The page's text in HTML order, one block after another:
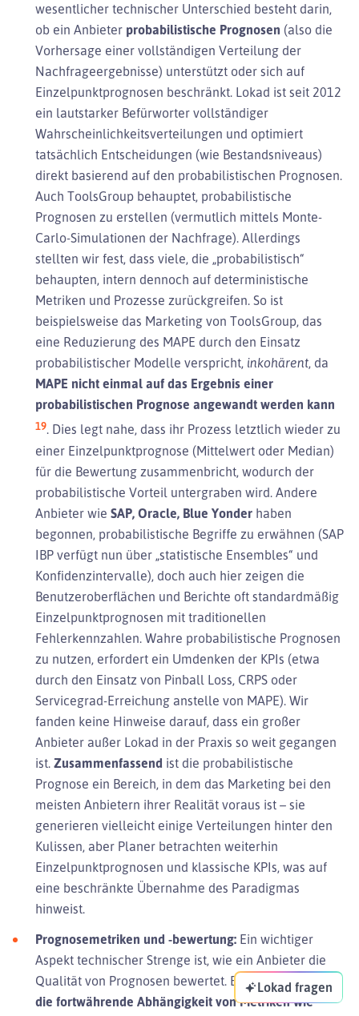
wesentlicher technischer Unterschied besteht darin,
ob ein Anbieter probabilistische Prognosen (also die
Vorhersage einer vollständigen Verteilung der
Nachfrageergebnisse) unterstützt oder sich auf
Einzelpunktprognosen beschränkt. Lokad ist seit 2012
ein lautstarker Befürworter vollständiger
Wahrscheinlichkeitsverteilungen und optimiert
tatsächlich Entscheidungen (wie Bestandsniveaus)
direkt basierend auf den probabilistischen Prognosen.
Auch ToolsGroup behauptet, probabilistische
Prognosen zu erstellen (vermutlich mittels Monte-
Carlo-Simulationen der Nachfrage). Allerdings
stellten wir fest, dass viele, die „probabilistisch“
behaupten, intern dennoch auf deterministische
Metriken und Prozesse zurückgreifen. So ist
beispielsweise das Marketing von ToolsGroup, das
eine Reduzierung des MAPE durch den Einsatz
probabilistischer Modelle verspricht, inkohärent, da
MAPE nicht einmal auf das Ergebnis einer
probabilistischen Prognose angewandt werden kann
19. Dies legt nahe, dass ihr Prozess letztlich wieder zu
einer Einzelpunktprognose (Mittelwert oder Median)
für die Bewertung zusammenbricht, wodurch der
probabilistische Vorteil untergraben wird. Andere
Anbieter wie SAP, Oracle, Blue Yonder haben
begonnen, probabilistische Begriffe zu erwähnen (SAP
IBP verfügt nun über „statistische Ensembles“ und
Konfidenzintervalle), doch auch hier zeigen die
Benutzeroberflächen und Berichte oft standardmäßig
Einzelpunktprognosen mit traditionellen
Fehlerkennzahlen. Wahre probabilistische Prognosen
zu nutzen, erfordert ein Umdenken der KPIs (etwa
durch den Einsatz von Pinball Loss, CRPS oder
Servicegrad-Erreichung anstelle von MAPE). Wir
fanden keine Hinweise darauf, dass ein großer
Anbieter außer Lokad in der Praxis so weit gegangen
ist. Zusammenfassend ist die probabilistische
Prognose ein Bereich, in dem das Marketing bei den
meisten Anbietern ihrer Realität voraus ist – sie
generieren vielleicht einige Verteilungen hinter den
Kulissen, aber Planer betrachten weiterhin
Einzelpunktprognosen und klassische KPIs, was auf
eine beschränkte Übernahme des Paradigmas
hinweist.
Prognosemetriken und -bewertung: Ein wichtiger
Aspekt technischer Strenge ist, wie ein Anbieter die
Qualität von Prognosen bewertet. EinWarnsignal ist
die fortwährende Abhängigkeit von Metriken wie
Lokad fragen